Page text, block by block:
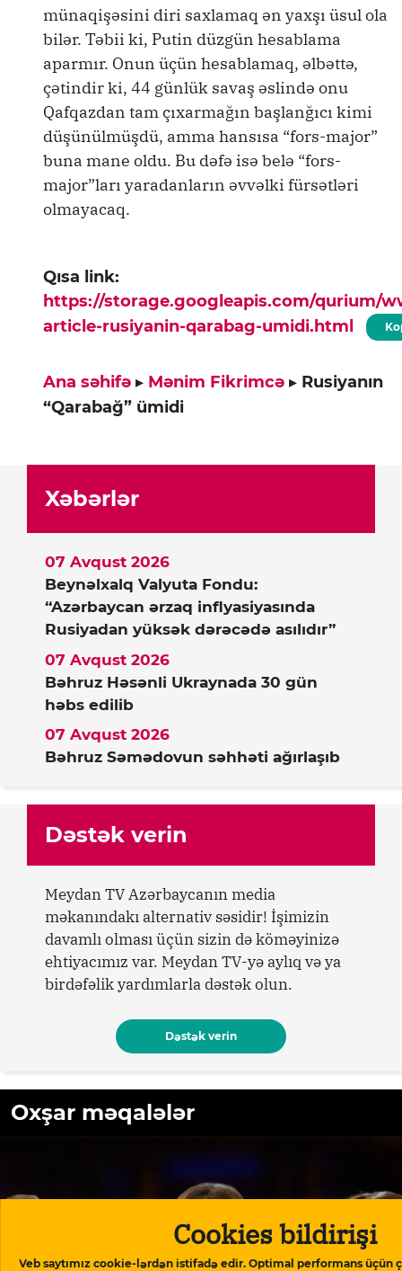
Cookies bildirişi
Veb saytımız cookie-lərdən istifadə edir. Optimal performans üçün
münaqişəsini diri saxlamaq ən yaxşı üsul ola
bilər. Təbii ki, Putin düzgün hesablama
aparmır. Onun üçün hesablamaq, əlbəttə,
çətindir ki, 44 günlük savaş əslində onu
Qafqazdan tam çıxarmağın başlanğıcı kimi
düşünülmüşdü, amma hansısa “fors-major”
buna mane oldu. Bu dəfə isə belə “fors-
major”ları yaradanların əvvəlki fürsətləri
olmayacaq.
Qısa link:
https://storage.googleapis.com/qurium/
article-rusiyanin-qarabag-umidi.html
Ana səhifə ▸ Mənim Fikrimcə ▸ Rusiyanın
“Qarabağ” ümidi
Xəbərlər
Beynəlxalq Valyuta Fondu:
“Azərbaycan ərzaq inflyasiyasında
Rusiyadan yüksək dərəcədə asılıdır”
07 Avqust 2026
Bəhruz Həsənli Ukraynada 30 gün
həbs edilib
07 Avqust 2026
Bəhruz Səmədovun səhhəti ağırlaşıb
07 Avqust 2026
Dəstək verin
Meydan TV Azərbaycanın media
məkanındakı alternativ səsidir! İşimizin
davamlı olması üçün sizin də köməyinizə
ehtiyacımız var. Meydan TV-yə aylıq və ya
birdəfəlik yardımlarla dəstək olun.
Dəstək verin
Oxşar məqalələr